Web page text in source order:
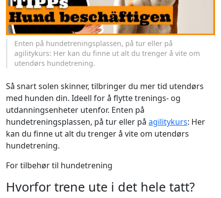
Enten på hundetreningsplassen, på tur eller på
agilitykurs: Her kan du finne ut alt du trenger å vite om
utendørs hundetrening.
Så snart solen skinner, tilbringer du mer tid utendørs
med hunden din. Ideell for å flytte trenings- og
utdanningsenheter utenfor. Enten på
hundetreningsplassen, på tur eller på agilitykurs: Her
kan du finne ut alt du trenger å vite om utendørs
hundetrening.
For tilbehør til hundetrening
Hvorfor trene ute i det hele tatt?